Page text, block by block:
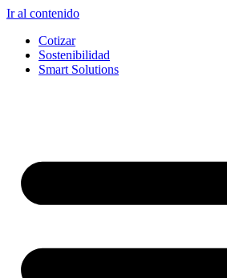
Ir al contenido
Cotizar
Sostenibilidad
Smart Solutions